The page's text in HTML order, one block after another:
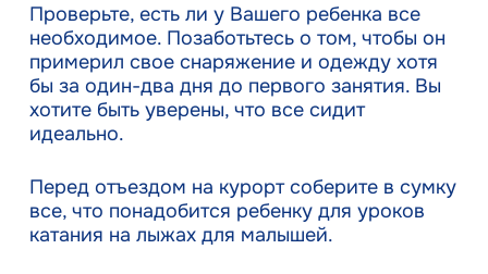
Проверьте, есть ли у Вашего ребенка все
необходимое. Позаботьтесь о том, чтобы он
примерил свое снаряжение и одежду хотя
бы за один-два дня до первого занятия. Вы
хотите быть уверены, что все сидит
идеально.
Перед отъездом на курорт соберите в сумку
все, что понадобится ребенку для уроков
катания на лыжах для малышей.